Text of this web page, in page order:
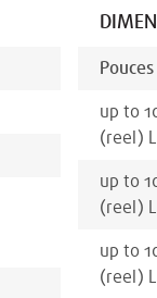
Pouces
up to
(reel)
up to
(reel)
up to
(reel)